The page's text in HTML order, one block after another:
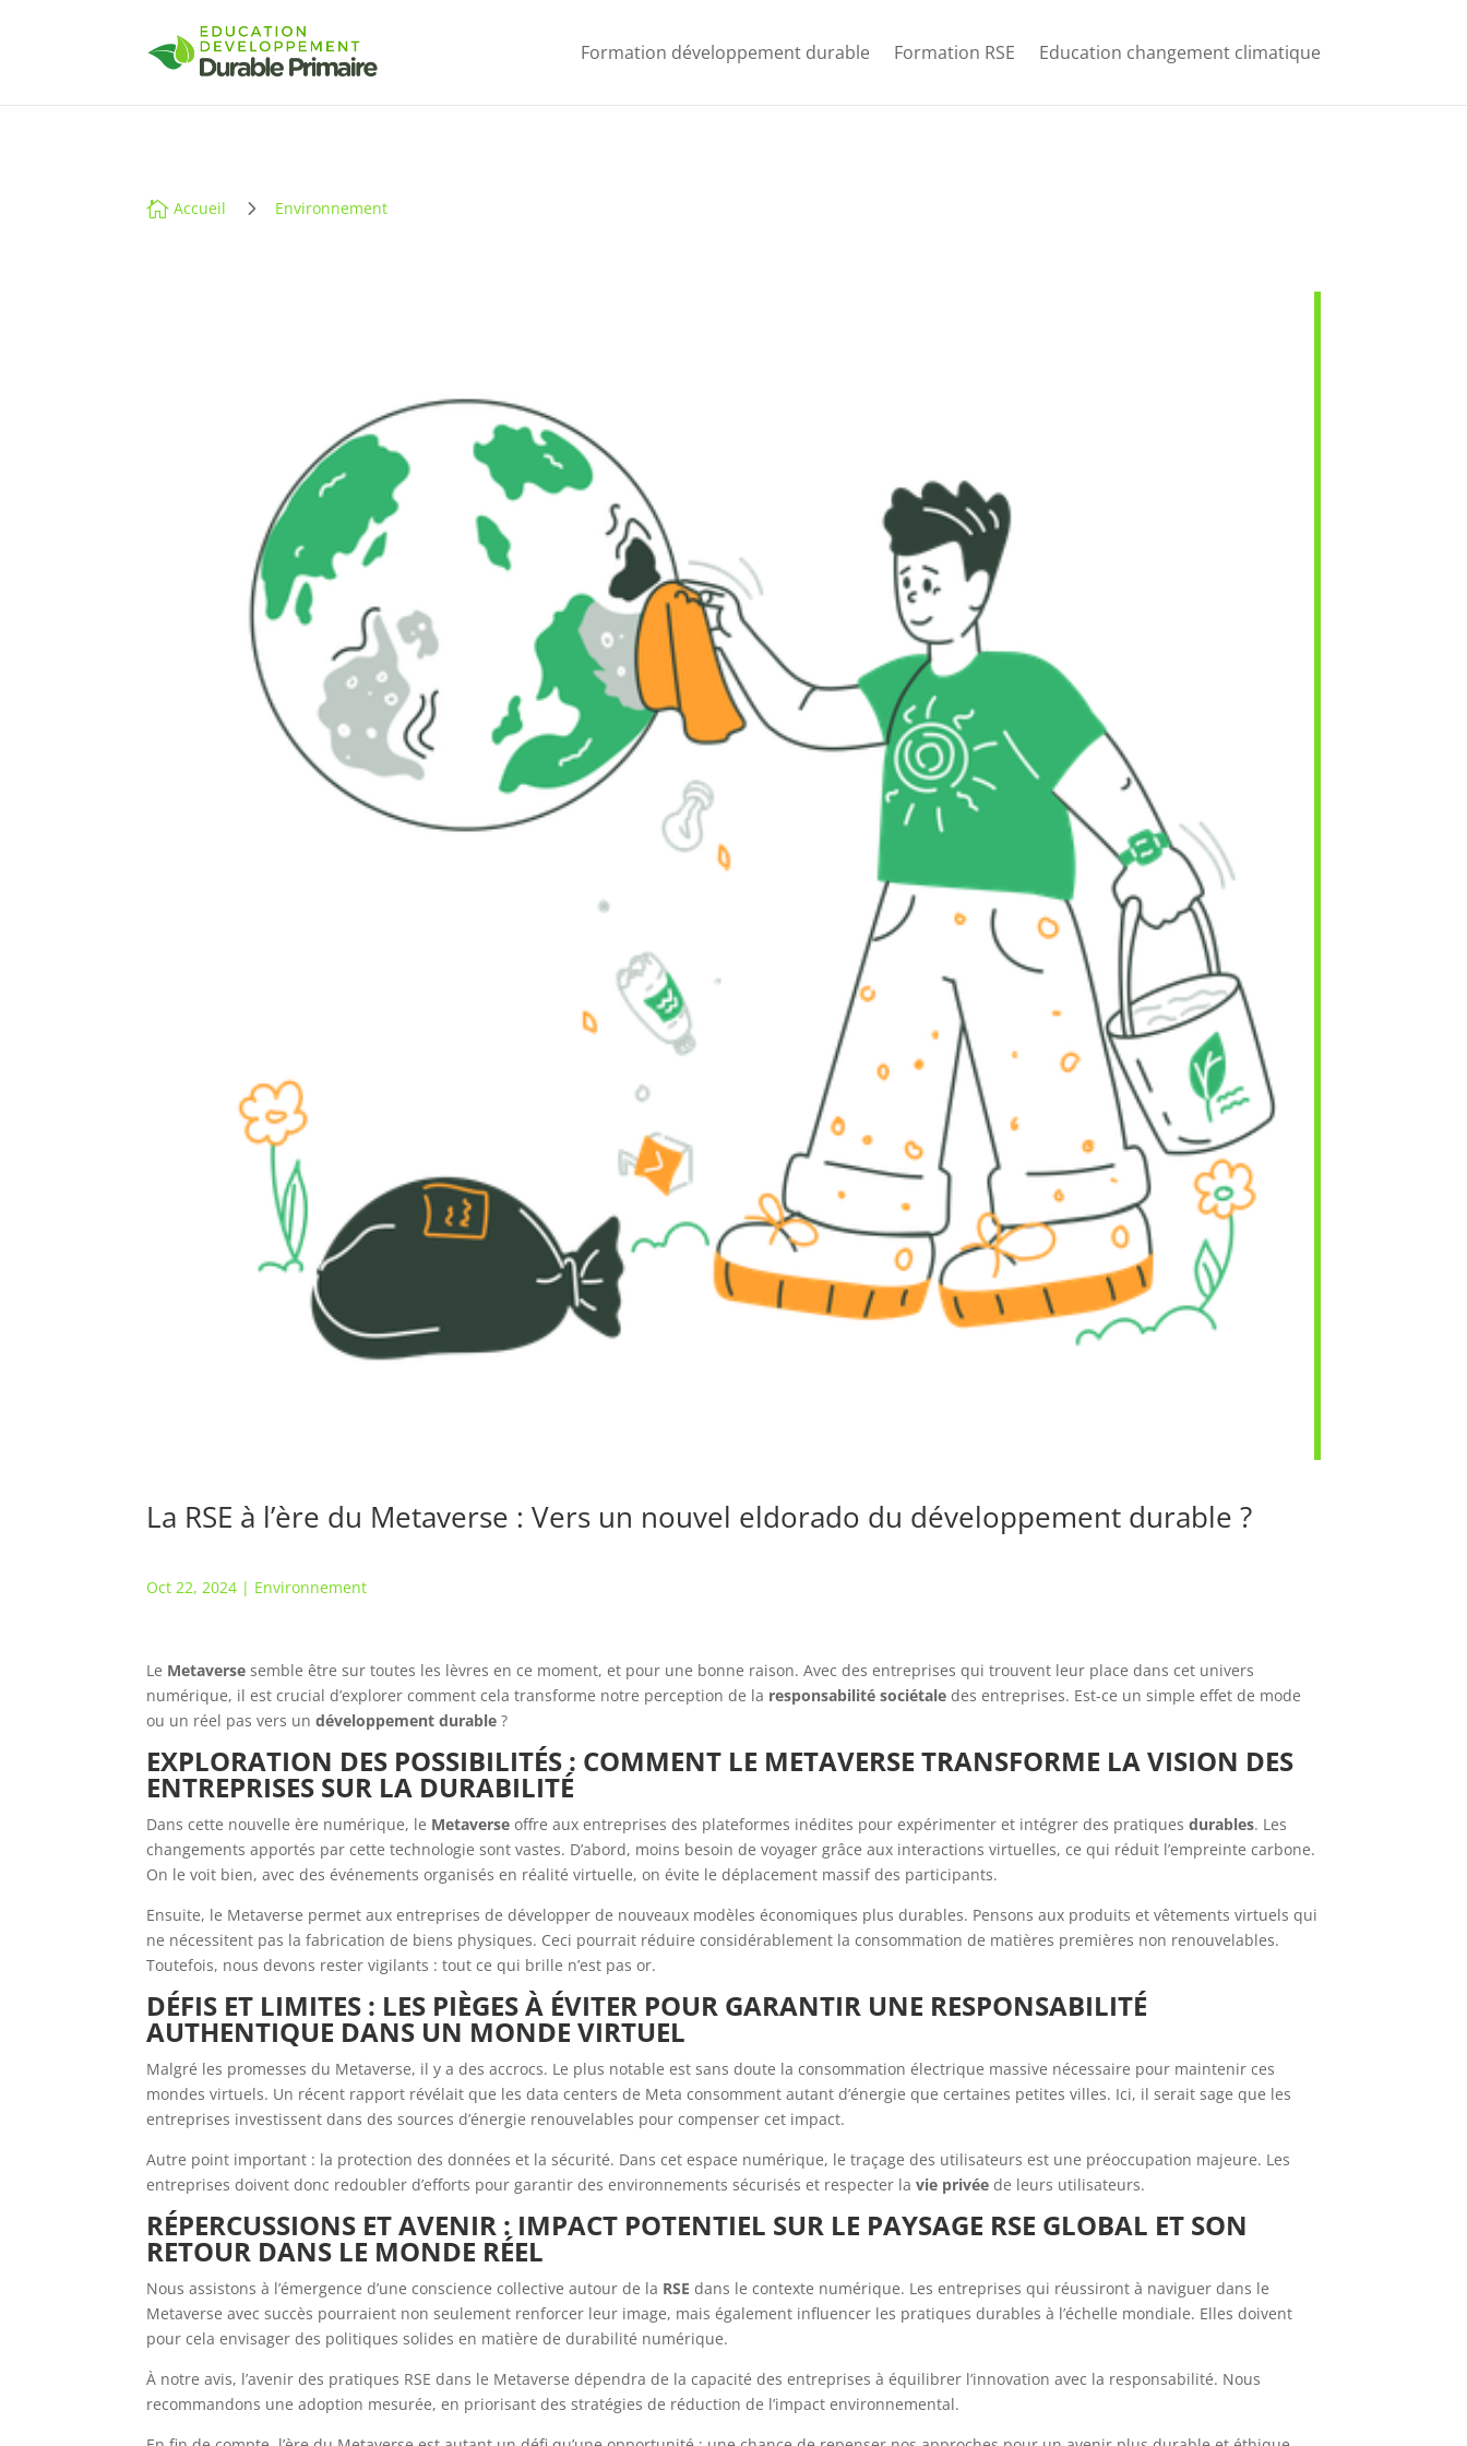
Formation développement durable Formation RSE Education changement climatique
 Accueil 5 Environnement
La RSE à l’ère du Metaverse : Vers un nouvel eldorado du développement durable ?
Oct 22, 2024 | Environnement
Le Metaverse semble être sur toutes les lèvres en ce moment, et pour une bonne raison. Avec des entreprises qui trouvent leur place dans cet univers
numérique, il est crucial d’explorer comment cela transforme notre perception de la responsabilité sociétale des entreprises. Est-ce un simple effet de mode
ou un réel pas vers undéveloppement durable ?
EXPLORATION DES POSSIBILITÉS : COMMENT LE METAVERSE TRANSFORME LA VISION DES
ENTREPRISES SUR LA DURABILITÉ
Dans cette nouvelle ère numérique, le Metaverse offre aux entreprises des plateformes inédites pour expérimenter et intégrer des pratiquesdurables. Les
changements apportés par cette technologie sont vastes. D’abord, moins besoin de voyager grâce aux interactions virtuelles, ce qui réduit l’empreinte carbone.
On le voit bien, avec des événements organisés en réalité virtuelle, on évite le déplacement massif des participants.
Ensuite, le Metaverse permet aux entreprises de développer de nouveaux modèles économiques plus durables. Pensons aux produits et vêtements virtuels qui
ne nécessitent pas la fabrication de biens physiques. Ceci pourrait réduire considérablement la consommation de matières premières non renouvelables.
Toutefois, nous devons rester vigilants : tout ce qui brille n’est pas or.
DÉFIS ET LIMITES : LES PIÈGES À ÉVITER POUR GARANTIR UNE RESPONSABILITÉ
AUTHENTIQUE DANS UN MONDE VIRTUEL
Malgré les promesses du Metaverse, il y a des accrocs. Le plus notable est sans doute la consommation électrique massive nécessaire pour maintenir ces
mondes virtuels. Un récent rapport révélait que les data centers de Meta consomment autant d’énergie que certaines petites villes. Ici, il serait sage que les
entreprises investissent dans des sources d’énergie renouvelables pour compenser cet impact.
Autre point important : la protection des données et la sécurité. Dans cet espace numérique, le traçage des utilisateurs est une préoccupation majeure. Les
entreprises doivent donc redoubler d’efforts pour garantir des environnements sécurisés et respecter lavie privée de leurs utilisateurs.
RÉPERCUSSIONS ET AVENIR : IMPACT POTENTIEL SUR LE PAYSAGE RSE GLOBAL ET SON
RETOUR DANS LE MONDE RÉEL
Nous assistons à l’émergence d’une conscience collective autour de la RSE dans le contexte numérique. Les entreprises qui réussiront à naviguer dans le
Metaverse avec succès pourraient non seulement renforcer leur image, mais également influencer les pratiques durables à l’échelle mondiale. Elles doivent
pour cela envisager des politiques solides en matière de durabilité numérique.
À notre avis, l’avenir des pratiques RSE dans le Metaverse dépendra de la capacité des entreprises à équilibrer l’innovation avec la responsabilité. Nous
recommandons une adoption mesurée, en priorisant des stratégies de réduction de l’impact environnemental.